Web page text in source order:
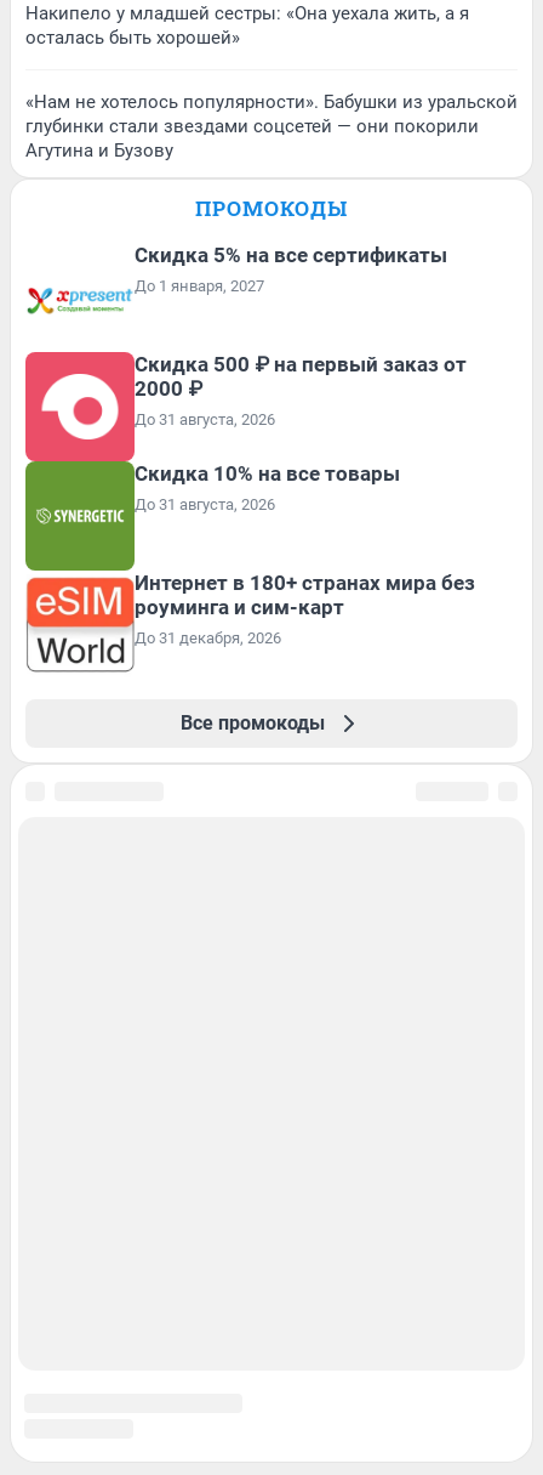
Накипело у младшей сестры: «Она уехала жить, а я
осталась быть хорошей»
«Нам не хотелось популярности». Бабушки из уральской
глубинки стали звездами соцсетей — они покорили
Агутина и Бузову
ПРОМОКОДЫ
Скидка 5% на все сертификаты
До 1 января, 2027
Скидка 500 ₽ на первый заказ от
2000 ₽
До 31 августа, 2026
Скидка 10% на все товары
До 31 августа, 2026
Интернет в 180+ странах мира без
роуминга и сим-карт
До 31 декабря, 2026
Все промокоды